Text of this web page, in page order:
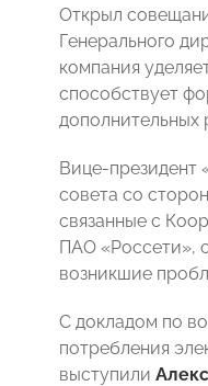
Открыл
Генерального
компания
способствует
дополнительных
Вице-президент
совета со
связанные с
ПАО «Россети»,
возникшие
С докладом по
потребления
выступили